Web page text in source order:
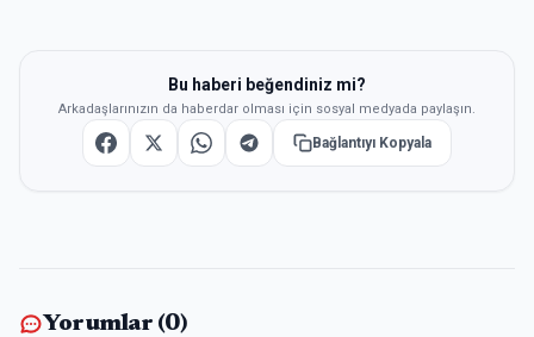
Bu haberi beğendiniz mi?
Arkadaşlarınızın da haberdar olması için sosyal medyada paylaşın.
Bağlantıyı Kopyala
Yorumlar (0)